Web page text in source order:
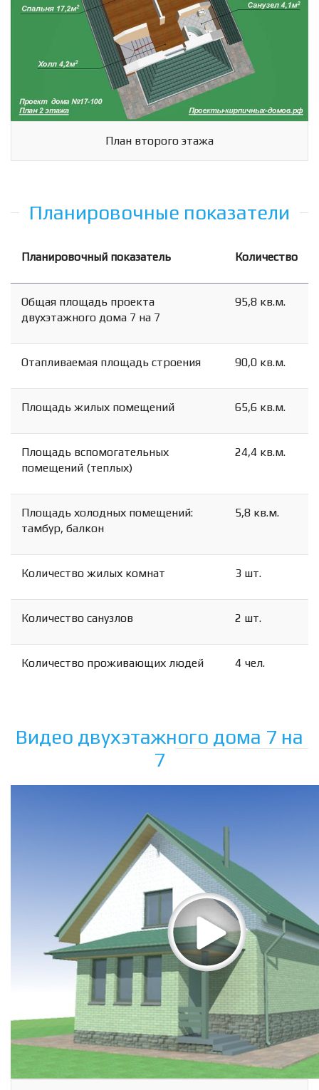
План второго этажа
Планировочные показатели
Планировочный показатель Количество
Общая площадь проекта
двухэтажного дома 7 на 7
95,8 кв.м.
Отапливаемая площадь строения 90,0 кв.м.
Площадь жилых помещений 65,6 кв.м.
Площадь вспомогательных
помещений (теплых)
24,4 кв.м.
Площадь холодных помещений:
тамбур, балкон
5,8 кв.м.
Количество жилых комнат 3 шт.
Количество санузлов 2 шт.
Количество проживающих людей 4 чел.
Видео двухэтажного дома 7 на
7
Сейчас Статистика
Схема
Спутник
Гибрид